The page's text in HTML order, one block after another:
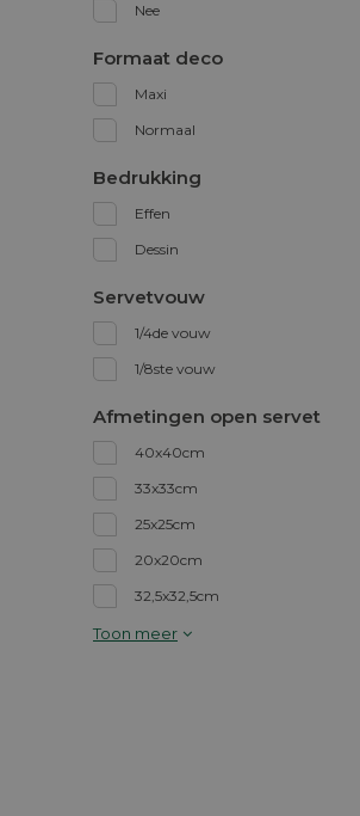
Nee
Formaat deco
Maxi
Normaal
Bedrukking
Effen
Dessin
Servetvouw
1/4de vouw
1/8ste vouw
Afmetingen open servet
40x40cm
33x33cm
25x25cm
20x20cm
32,5x32,5cm
Toon meer